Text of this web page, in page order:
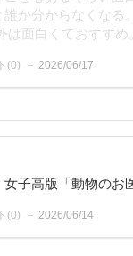
か分からなくなる
面白くておすすめ
(0) 2026/06/17
子高版「動物のお
(0) 2026/06/14